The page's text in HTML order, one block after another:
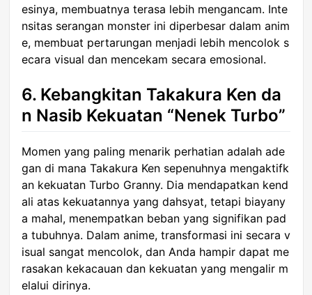
esinya, membuatnya terasa lebih mengancam. Inte
nsitas serangan monster ini diperbesar dalam anim
e, membuat pertarungan menjadi lebih mencolok s
ecara visual dan mencekam secara emosional.
6. Kebangkitan Takakura Ken da
n Nasib Kekuatan “Nenek Turbo”
Momen yang paling menarik perhatian adalah ade
gan di mana Takakura Ken sepenuhnya mengaktifk
an kekuatan Turbo Granny. Dia mendapatkan kend
ali atas kekuatannya yang dahsyat, tetapi biayany
a mahal, menempatkan beban yang signifikan pad
a tubuhnya. Dalam anime, transformasi ini secara v
isual sangat mencolok, dan Anda hampir dapat me
rasakan kekacauan dan kekuatan yang mengalir m
elalui dirinya.